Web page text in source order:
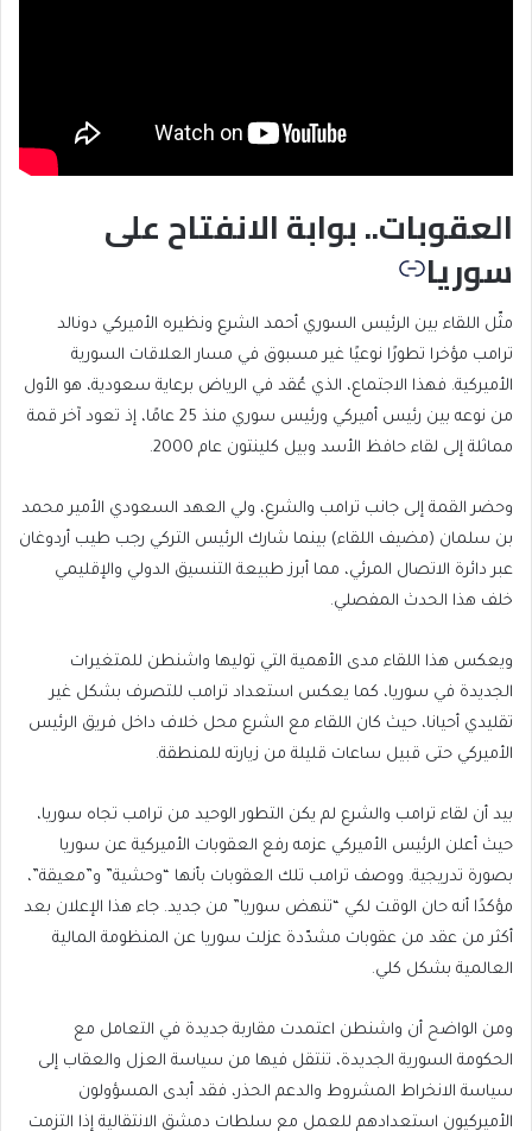
العقوبات.. بوابة الانفتاح على
سوريا
مثّل اللقاء بين الرئيس السوري أحمد الشرع ونظيره الأميركي دونالد
ترامب مؤخرا تطورًا نوعيًا غير مسبوق في مسار العلاقات السورية
الأميركية. فهذا الاجتماع، الذي عُقد في الرياض برعاية سعودية، هو الأول
من نوعه بين رئيس أميركي ورئيس سوري منذ 25 عامًا، إذ تعود آخر قمة
مماثلة إلى لقاء حافظ الأسد وبيل كلينتون عام 2000.
وحضر القمة إلى جانب ترامب والشرع، ولي العهد السعودي الأمير محمد
بن سلمان (مضيف اللقاء) بينما شارك الرئيس التركي رجب طيب أردوغان
عبر دائرة الاتصال المرئي، مما أبرز طبيعة التنسيق الدولي والإقليمي
خلف هذا الحدث المفصلي.
ويعكس هذا اللقاء مدى الأهمية التي توليها واشنطن للمتغيرات
الجديدة في سوريا، كما يعكس استعداد ترامب للتصرف بشكل غير
تقليدي أحيانا، حيث كان اللقاء مع الشرع محل خلاف داخل فريق الرئيس
الأميركي حتى قبيل ساعات قليلة من زيارته للمنطقة.
بيد أن لقاء ترامب والشرع لم يكن التطور الوحيد من ترامب تجاه سوريا،
حيث أعلن الرئيس الأميركي عزمه رفع العقوبات الأميركية عن سوريا
بصورة تدريجية. ووصف ترامب تلك العقوبات بأنها “وحشية” و”معيقة”،
مؤكدًا أنه حان الوقت لكي “تنهض سوريا” من جديد. جاء هذا الإعلان بعد
أكثر من عقد من عقوبات مشدّدة عزلت سوريا عن المنظومة المالية
العالمية بشكل كلي.
ومن الواضح أن واشنطن اعتمدت مقاربة جديدة في التعامل مع
الحكومة السورية الجديدة، تنتقل فيها من سياسة العزل والعقاب إلى
سياسة الانخراط المشروط والدعم الحذر، فقد أبدى المسؤولون
الأميركيون استعدادهم للعمل مع سلطات دمشق الانتقالية إذا التزمت